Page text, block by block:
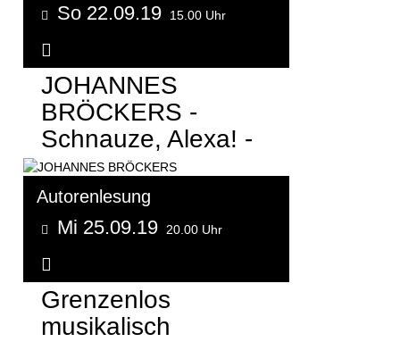
So 22.09.19 15.00 Uhr
JOHANNES
BRÖCKERS -
Schnauze, Alexa! -
Autorenlesung
Mi 25.09.19 20.00 Uhr
Grenzenlos
musikalisch